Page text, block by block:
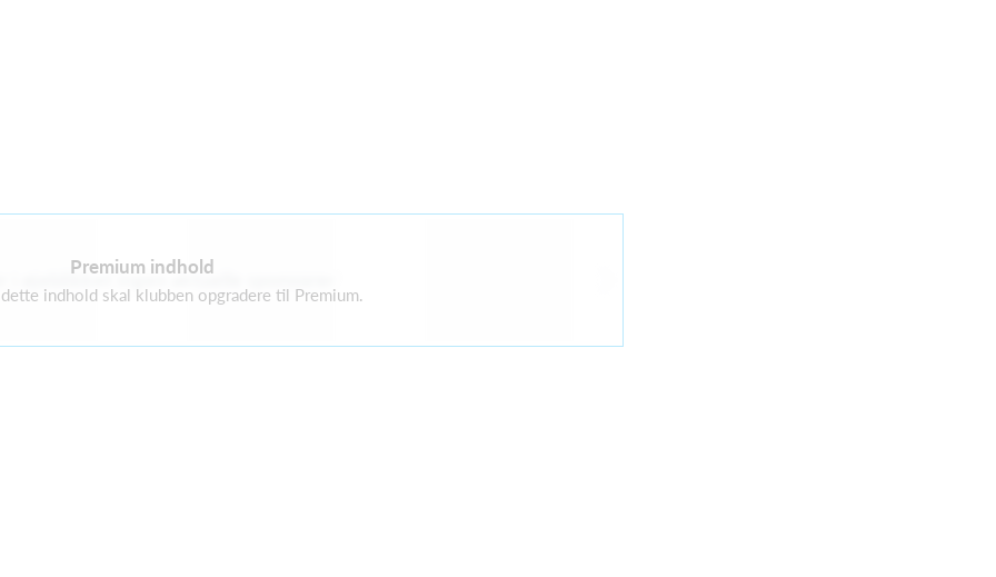
Premium indhold
indhold skal klubben opgradere til Premium.
i øjeblikket ingen aktuelle sponsorer